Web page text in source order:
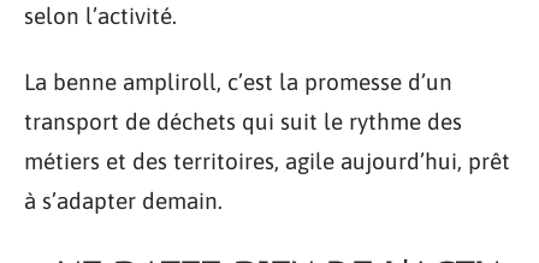
selon l’activité.
La benne ampliroll, c’est la promesse d’un
transport de déchets qui suit le rythme des
métiers et des territoires, agile aujourd’hui, prêt
à s’adapter demain.